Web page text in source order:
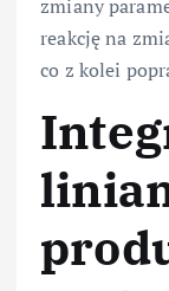
zmiany
reakcję na
co z kolei